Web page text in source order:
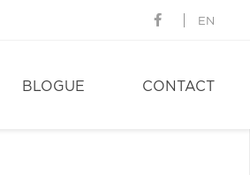
EN
BLOGUE CONTACT